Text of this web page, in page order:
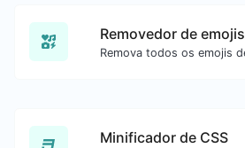
Removedor de emojis
Minificador de CSS